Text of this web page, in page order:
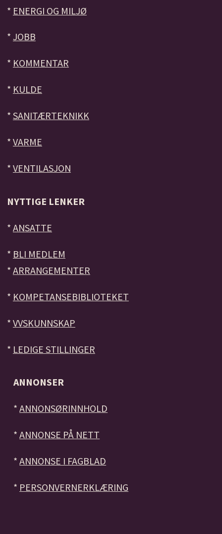
* ENERGI OG MILJØ
* JOBB
* KOMMENTAR
* KULDE
* SANITÆRTEKNIKK
* VARME
* VENTILASJON
NYTTIGE LENKER
* ANSATTE
* BLI MEDLEM
* ARRANGEMENTER
* KOMPETANSEBIBLIOTEKET
* VVSKUNNSKAP
* LEDIGE STILLINGER
ANNONSER
*ANNONSØRINNHOLD
*ANNONSE PÅ NETT
*ANNONSE I FAGBLAD
* PERSONVERNERKLÆRING